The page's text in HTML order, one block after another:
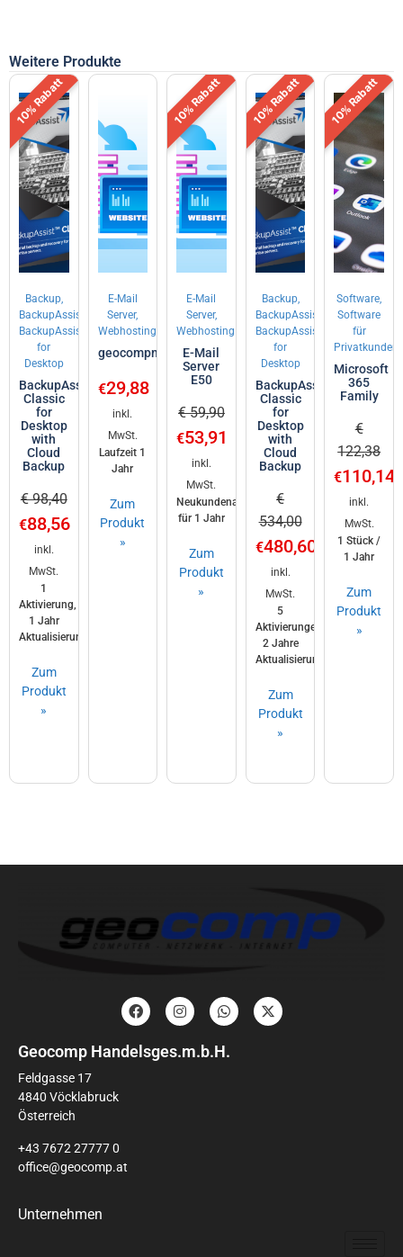
Weitere Produkte
Backup,
BackupAssist,
BackupAssist
for
Desktop
BackupAssist
Classic
for
Desktop
with
Cloud
Backup
€ 98,40
€88,56
inkl.
MwSt.
1
Aktivierung,
1 Jahr
Aktualisierungsgarantie
Zum
Produkt
»
10% Rabatt
E-Mail
Server,
Webhosting
geocompmail.at
€29,88
inkl.
MwSt.
Laufzeit 1
Jahr
Zum
Produkt
»
E-Mail
Server,
Webhosting
E-Mail
Server
E50
€ 59,90
€53,91
inkl.
MwSt.
Neukundenaktion
für 1 Jahr
Zum
Produkt
»
10% Rabatt
Backup,
BackupAssist,
BackupAssist
for
Desktop
BackupAssist
Classic
for
Desktop
with
Cloud
Backup
€
534,00
€480,60
inkl.
MwSt.
5
Aktivierungen,
2 Jahre
Aktualisierungsgarantie
Zum
Produkt
»
10% Rabatt
Software,
Software
für
Privatkunden
Microsoft
365
Family
€
122,38
€110,14
inkl.
MwSt.
1 Stück /
1 Jahr
Zum
Produkt
»
10% Rabatt
Geocomp Handelsges.m.b.H.
Feldgasse 17
4840 Vöcklabruck
Österreich
+43 7672 27777 0
office@geocomp.at
Unternehmen